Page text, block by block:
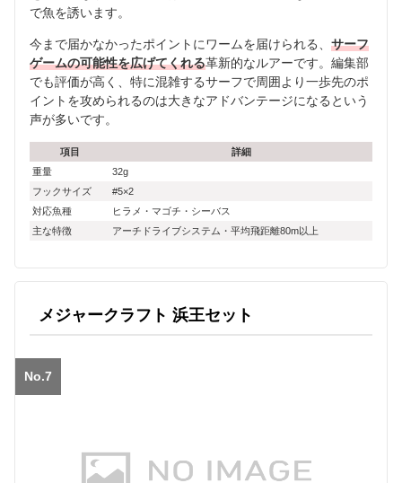
で魚を誘います。
今まで届かなかったポイントにワームを届けられる、 サーフ
ゲームの可能性を広げてくれる革新的なルアーです。編集部
でも評価が高く、特に混雑するサーフで周囲より一歩先のポ
イントを攻められるのは大きなアドバンテージになるという
声が多いです。
項目
詳細
重量
32g
フックサイズ
#5×2
対応魚種
ヒラメ・マゴチ・シーバス
主な特徴
アーチドライブシステム・平均飛距離80m以上
メジャークラフト 浜王セット
No.7